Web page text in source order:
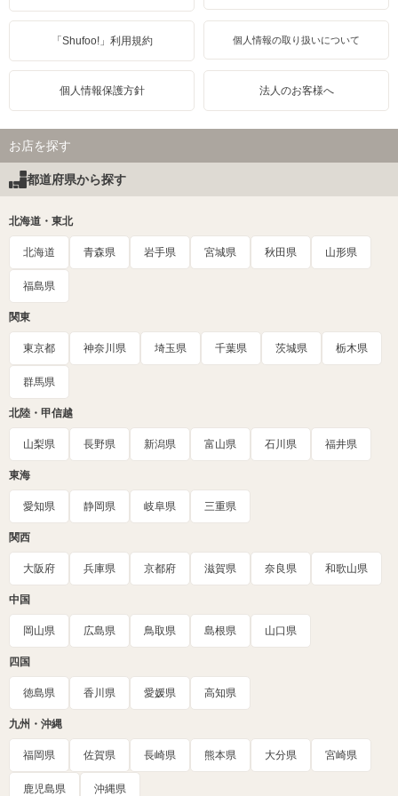
「Shufoo!」利用規約 個人情報の取り扱いについて
個人情報保護方針 法人のお客様へ
お店を探す
都道府県から探す
北海道・東北
北海道 青森県 岩手県 宮城県 秋田県 山形県
福島県
関東
東京都 神奈川県 埼玉県 千葉県 茨城県 栃木県
群馬県
北陸・甲信越
山梨県 長野県 新潟県 富山県 石川県 福井県
東海
愛知県 静岡県 岐阜県 三重県
関西
大阪府 兵庫県 京都府 滋賀県 奈良県 和歌山県
中国
岡山県 広島県 鳥取県 島根県 山口県
四国
徳島県 香川県 愛媛県 高知県
九州・沖縄
福岡県 佐賀県 長崎県 熊本県 大分県 宮崎県
鹿児島県 沖縄県